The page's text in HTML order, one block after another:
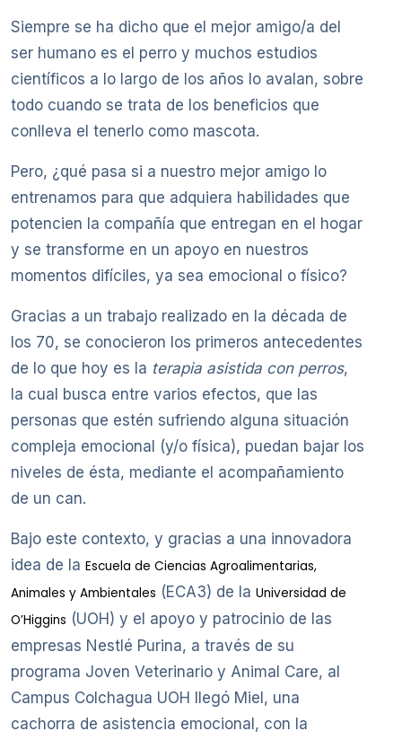
Siempre se ha dicho que el mejor amigo/a del
ser humano es el perro y muchos estudios
científicos a lo largo de los años lo avalan, sobre
todo cuando se trata de los beneficios que
conlleva el tenerlo como mascota.
Pero, ¿qué pasa si a nuestro mejor amigo lo
entrenamos para que adquiera habilidades que
potencien la compañía que entregan en el hogar
y se transforme en un apoyo en nuestros
momentos difíciles, ya sea emocional o físico?
Gracias a un trabajo realizado en la década de
los 70, se conocieron los primeros antecedentes
de lo que hoy es la terapia asistida con perros,
la cual busca entre varios efectos, que las
personas que estén sufriendo alguna situación
compleja emocional (y/o física), puedan bajar los
niveles de ésta, mediante el acompañamiento
de un can.
Bajo este contexto, y gracias a una innovadora
idea de la Escuela de Ciencias Agroalimentarias,
Animales y Ambientales (ECA3) de la Universidad de
O’Higgins (UOH) y el apoyo y patrocinio de las
empresas Nestlé Purina, a través de su
programa Joven Veterinario y Animal Care, al
Campus Colchagua UOH llegó Miel, una
cachorra de asistencia emocional, con la